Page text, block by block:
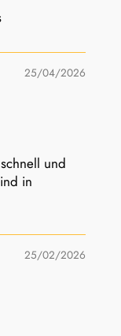
25/04/2026
und
in
25/02/2026